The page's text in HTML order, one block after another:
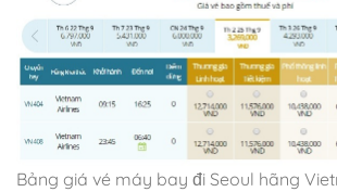
Bảng giá vé máy bay đi Seoul hãng